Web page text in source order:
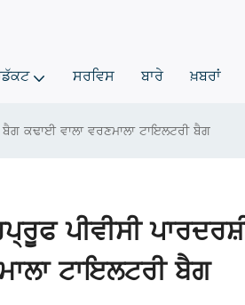
ਸਰਵਿਸ ਬਾਰੇ ਖ਼ਬਰਾਂ
ਕਢਾਈ ਵਾਲਾ ਵਰਣਮਾਲਾ ਟਾਇਲਟਰੀ ਬੈਗ
ਪੀਵੀਸੀ
ਟਾਇਲਟਰੀ ਬੈਗ